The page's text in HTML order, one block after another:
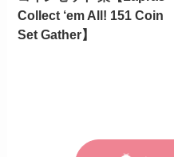
Collect ‘em All! 151 Coin
Set Gather】